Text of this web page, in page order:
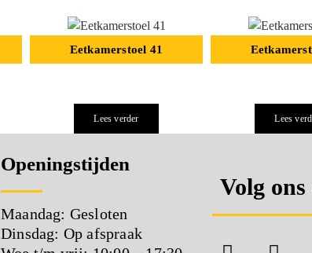
Eetkamerstoel 41
Lees verder Lees
Openingstijden
Maandag: Gesloten
Dinsdag: Op afspraak
Volg